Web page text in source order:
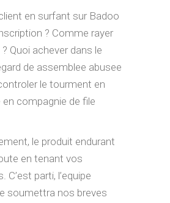
en surfant sur Badoo
? Comme rayer
Quoi achever dans le
de assemblee abusee
le tourment en
compagnie de file
le produit endurant
en tenant vos
C’est parti, l’equipe
soumettra nos breves